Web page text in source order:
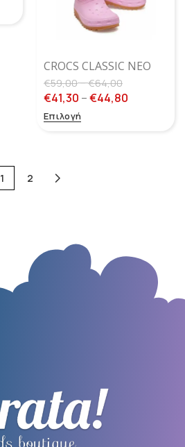
CROCS CLASSIC NEO
PUFF PINK ΓΑΛΌΤΣΕΣ
ΓΙΑ ΚΟΡΊΤΣΙΑ
€59,00–€64,00
€41,30 –€44,80
Επιλογή
1 2